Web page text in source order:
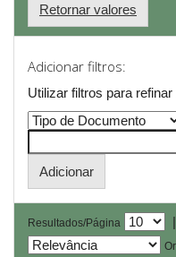
Retornar valores
Adicionar filtros:
Utilizar filtros para
Resultados/Página |